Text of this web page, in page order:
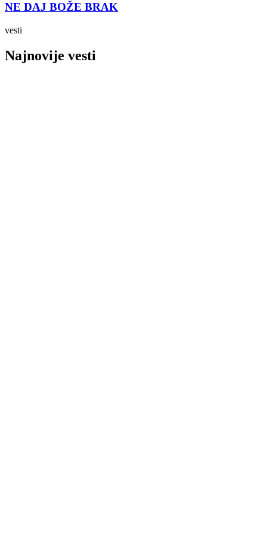
NE DAJ BOŽE BRAK
vesti
Najnovije vesti